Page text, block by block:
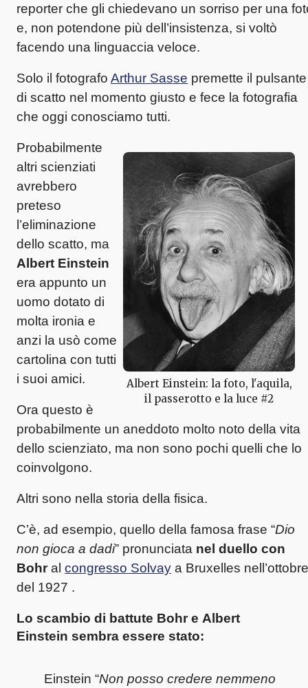
reporter che gli chiedevano un sorriso per una
e, non potendone più dell’insistenza, si voltò
facendo una linguaccia veloce.
Solo il fotografo Arthur Sasse premette il pulsante
di scatto nel momento giusto e fece la fotografia
che oggi conosciamo tutti.
Albert Einstein: la foto, l'aquila,
il passerotto e la luce #2
Probabilmente
altri scienziati
avrebbero
preteso
l’eliminazione
dello scatto, ma
Albert Einstein
era appunto un
uomo dotato di
molta ironia e
anzi la usò come
cartolina con tutti
i suoi amici.
Ora questo è
probabilmente un aneddoto molto noto della vita
dello scienziato, ma non sono pochi quelli che lo
coinvolgono.
Altri sono nella storia della fisica.
C’è, ad esempio, quello della famosa frase “Dio
non gioca a dadi” pronunciata nel duello con
Bohral congresso Solvay a Bruxelles nell’ottobre
del 1927 .
Lo scambio di battute Bohr e Albert
Einstein sembra essere stato:
Einstein “Non posso credere nemmeno